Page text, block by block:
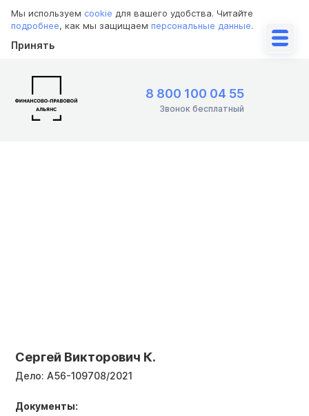
Мы используем cookie для вашего удобства. Читайте
подробнее, как мы защищаем персональные данные.
Принять
8 800 100 04 55
Звонок бесплатный
Сергей Викторович К.
Дело: А56-109708/2021
Документы: